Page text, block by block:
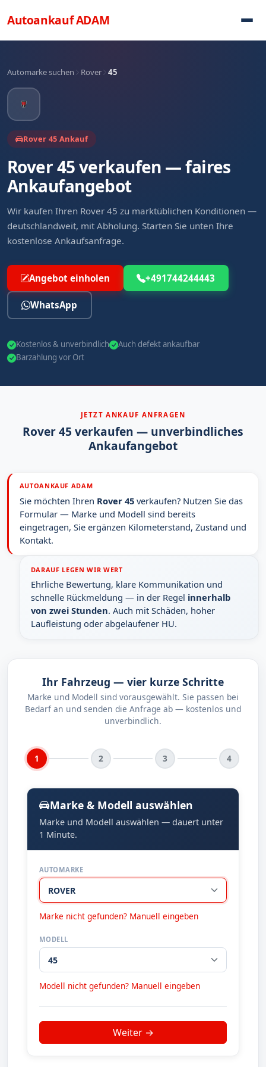
AutoankaufADAM
Automarke suchen Rover 45
Rover 45 Ankauf
Rover 45 verkaufen — faires
Ankaufangebot
Wir kaufen Ihren Rover 45 zu marktüblichen Konditionen —
deutschlandweit, mit Abholung. Starten Sie unten Ihre
kostenlose Ankaufsanfrage.
Angebot einholen +491744244443
WhatsApp
Kostenlos & unverbindlich
Auch defekt ankaufbar
Barzahlung vor Ort
JETZT ANKAUF ANFRAGEN
Rover 45 verkaufen — unverbindliches
Ankaufangebot
AUTOANKAUF ADAM
Sie möchten Ihren Rover 45verkaufen? Nutzen Sie das
Formular — Marke und Modell sind bereits
eingetragen, Sie ergänzen Kilometerstand, Zustand und
Kontakt.
DARAUF LEGEN WIR WERT
Ehrliche Bewertung, klare Kommunikation und
schnelle Rückmeldung — in der Regel innerhalb
von zwei Stunden. Auch mit Schäden, hoher
Laufleistung oder abgelaufener HU.
Ihr Fahrzeug — vier kurze Schritte
Marke und Modell sind vorausgewählt. Sie passen bei
Bedarf an und senden die Anfrage ab — kostenlos und
unverbindlich.
1 2 3 4
Marke & Modell auswählen
Marke und Modell auswählen — dauert unter
1 Minute.
AUTOMARKE
Marke nicht gefunden? Manuell eingeben
MODELL
Modell nicht gefunden? Manuell eingeben